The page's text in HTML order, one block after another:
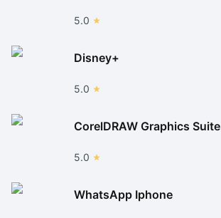
5.0
Disney+
5.0
CorelDRAW Graphics Suite
5.0
WhatsApp Iphone